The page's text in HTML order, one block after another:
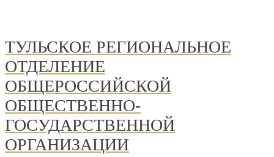
ТУЛЬСКОЕ РЕГИОНАЛЬНОЕ
ОТДЕЛЕНИЕ
ОБЩЕРОССИЙСКОЙ
ОБЩЕСТВЕННО-
ГОСУДАРСТВЕННОЙ
ОРГАНИЗАЦИИ